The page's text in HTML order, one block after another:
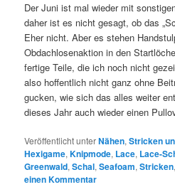
Der Juni ist mal wieder mit
daher ist es nicht gesagt, ob das
Eher nicht. Aber es stehen
Obdachlosenaktion in den
fertige Teile, die ich noch nicht
also hoffentlich nicht ganz ohne
gucken, wie sich das alles weiter
dieses Jahr auch wieder einen
Veröffentlicht unterNähen,Stricken
Hexigame,Knipmode, Lace, Lace-
Greenwald,Schal,Seafoam,Stricken
einen Kommentar